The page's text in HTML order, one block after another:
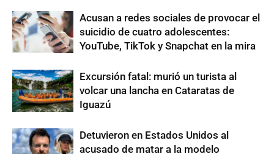
Acusan a redes sociales de provocar el
suicidio de cuatro adolescentes:
YouTube, TikTok y Snapchat en la mira
Excursión fatal: murió un turista al
volcar una lancha en Cataratas de
Iguazú
Detuvieron en Estados Unidos al
acusado de matar a la modelo